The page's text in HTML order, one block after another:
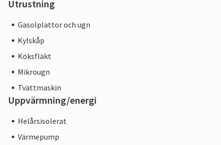
Utrustning
Gasolplattor och ugn
Kylskåp
Köksfläkt
Mikrougn
Tvättmaskin
Uppvärmning/energi
Helårsisolerat
Värmepump